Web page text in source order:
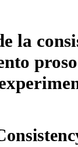
la